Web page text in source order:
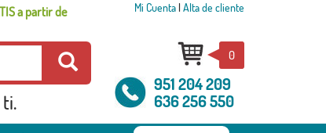
a partir de
Mi Cuenta| Alta de cliente
0
951 204 209
636 256 550